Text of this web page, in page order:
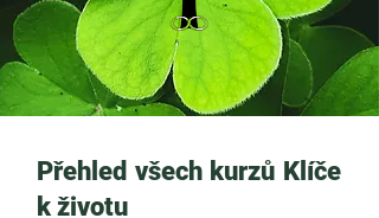
Přehled všech kurzů Klíče
k životu